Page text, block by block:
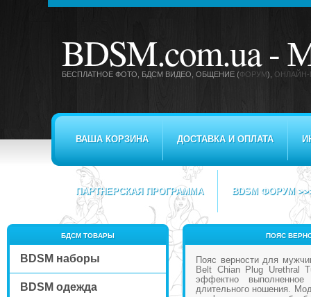
BDSM.com.ua -
БЕСПЛАТНОЕ ФОТО, БДСМ ВИДЕО , ОБЩЕНИЕ (ФОРУМ), ОНЛАЙН-
ВАША КОРЗИНА ДОСТАВКА И ОПЛАТА
ПАРТНЕРСКАЯ ПРОГРАММА BDSM ФОРУМ
БДСМ ТОВАРЫ
BDSM наборы
BDSM одежда
ПОЯС
Пояс верности для
Belt Chian Plug Urethral
эффектно
длительного ношения.